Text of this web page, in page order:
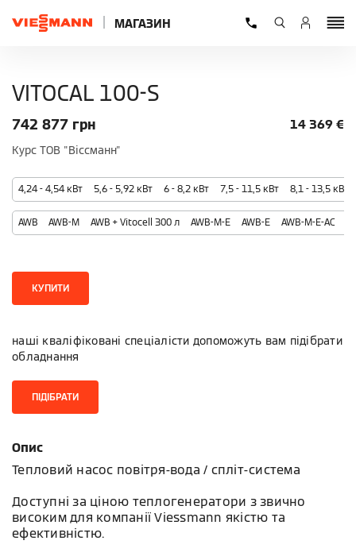
МАГАЗИН
VITOCAL 100-S
742 877 грн 14 369 €
Курс ТОВ "Віссманн"
4,24 - 4,54 кВт 5,6 - 5,92 кВт 6 - 8,2 кВт 7,5 - 11,5 кВт 8,1 - 13,5 кВт
AWB AWB-M AWB + Vitocell 300 л AWB-M-E AWB-E AWB-M-E-AC
КУПИТИ
наші кваліфіковані спеціалісти допоможуть вам підібрати
обладнання
ПІДІБРАТИ
Опис
Тепловий насос повітря-вода / спліт-система
Доступні за ціною теплогенератори з звично
високим для компанії Viessmann якістю та
ефективністю.